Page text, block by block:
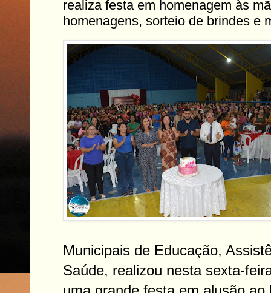
realiza festa em homenagem às
homenagens, sorteio de brindes e
Municipais de Educação,
Saúde, realizou nesta sexta-